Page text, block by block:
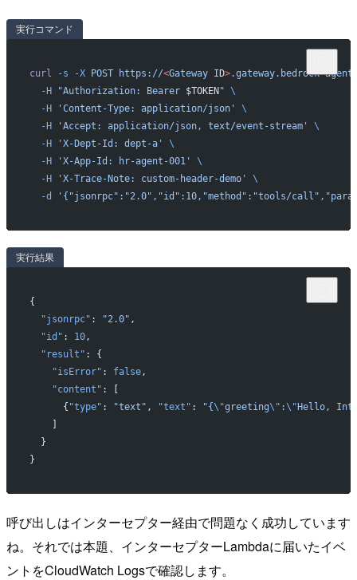
実行コマンド
curl -s -X POST https://<Gateway I D>.gateway.bedrock-
  -H
"Authorization: Bearer $TOKEN " \
  -H
'Content-Type: application/json'
\
  -H
'Accept: application/json, text/event-stream'
\
  -H
'X-Dept-Id: dept-a'
\
  -H
'X-App-Id: hr-agent-001'
\
  -H
'X-Trace-Note: custom-header-demo'
\
  -d
'{"jsonrpc":"2.0","id":10,"method":"tools/
実行結果
{
  "jsonrpc"
: "2.0" ,
  "id"
: 10,
  "result"
: {
    "isError"
: false,
    "content"
: [
      {
"type" : "text" , "text" : "{\"greeting\" :\" Hello,
  }
}
呼び出しはインターセプター経由で問題なく成功しています
ね。それでは本題、インターセプターLambdaに届いたイベ
ントをCloudWatch Logsで確認します。